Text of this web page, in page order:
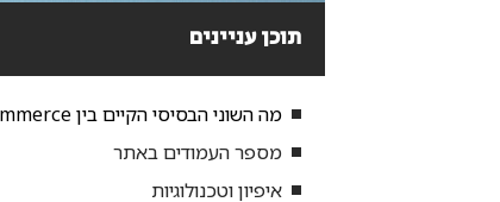
תוכן עניינים
מה השוני הבסיסי הקיים בין Ecommerce לאתר תדמית?
מספר העמודים באתר
איפיון וטכנולוגיות